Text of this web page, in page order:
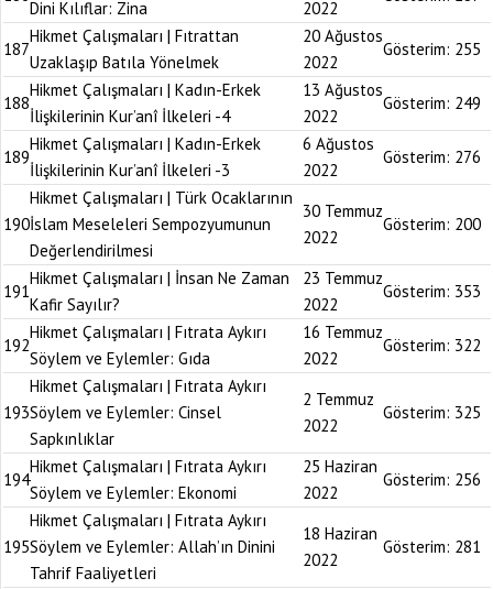
Dini Kılıflar: Zina 2022
187
Hikmet Çalışmaları | Fıtrattan
Uzaklaşıp Batıla Yönelmek
20 Ağustos
2022
Gösterim: 255
188
Hikmet Çalışmaları | Kadın-Erkek
İlişkilerinin Kur’anî İlkeleri -4
13 Ağustos
2022
Gösterim: 249
189
Hikmet Çalışmaları | Kadın-Erkek
İlişkilerinin Kur’anî İlkeleri -3
6 Ağustos
2022
Gösterim: 276
190
Hikmet Çalışmaları | Türk Ocaklarının
İslam Meseleleri Sempozyumunun
Değerlendirilmesi
30 Temmuz
2022
Gösterim: 200
191
Hikmet Çalışmaları | İnsan Ne Zaman
Kafir Sayılır?
23 Temmuz
2022
Gösterim: 353
192
Hikmet Çalışmaları | Fıtrata Aykırı
Söylem ve Eylemler: Gıda
16 Temmuz
2022
Gösterim: 322
193
Hikmet Çalışmaları | Fıtrata Aykırı
Söylem ve Eylemler: Cinsel
Sapkınlıklar
2 Temmuz
2022
Gösterim: 325
194
Hikmet Çalışmaları | Fıtrata Aykırı
Söylem ve Eylemler: Ekonomi
25 Haziran
2022
Gösterim: 256
195
Hikmet Çalışmaları | Fıtrata Aykırı
Söylem ve Eylemler: Allah’ın Dinini
Tahrif Faaliyetleri
18 Haziran
2022
Gösterim: 281